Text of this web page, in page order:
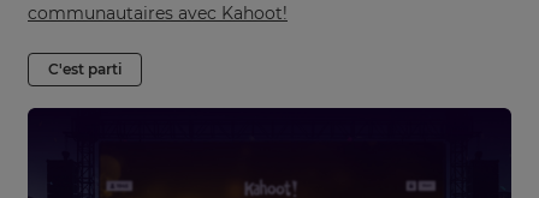
communautaires avec Kahoot!
C'est parti